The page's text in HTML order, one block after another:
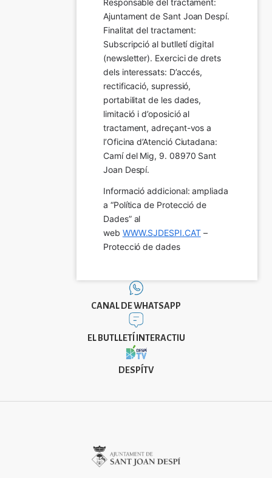
Responsable del tractament:
Ajuntament de Sant Joan Despí.
Finalitat del tractament:
Subscripció al butlletí digital
(newsletter). Exercici de drets
dels interessats: D’accés,
rectificació, supressió,
portabilitat de les dades,
limitació i d’oposició al
tractament, adreçant-vos a
l’Oficina d’Atenció Ciutadana:
Camí del Mig, 9. 08970 Sant
Joan Despí.
Informació addicional: ampliada
a “Política de Protecció de
Dades” al
web WWW.SJDESPI.CAT –
Protecció de dades
CANAL DE WHATSAPP
EL BUTLLETÍ INTERACTIU
DESPÍTV